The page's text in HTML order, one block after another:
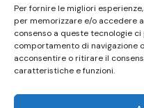
Per fornire le migliori
per memorizzare e/o accedere
consenso a queste tecnologie
comportamento di navigazione
acconsentire o ritirare il
caratteristiche e funzioni.
Entrata GRATUITA
di coppia